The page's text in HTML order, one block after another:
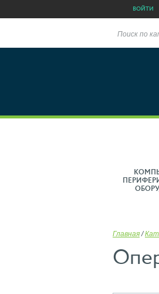
ВОЙТИ
Поиск по
Главная /